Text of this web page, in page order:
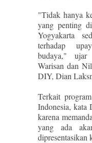
"Tidak hanya
yang penting
Yogyakarta
terhadap
budaya," ujar
Warisan dan
DIY, Dian
Terkait
Indonesia,
karena
yang ada
dipresentasikan